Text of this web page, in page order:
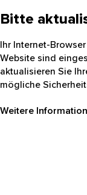
Bitte
Ihr Internet-
Website sind
aktualisieren Sie
mögliche
Weitere